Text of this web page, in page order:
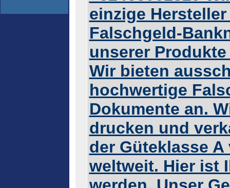
einzige
Falschgeld-
unserer
Wir bieten
hochwertige
Dokumente an.
drucken und
der Güteklasse
weltweit. Hier ist